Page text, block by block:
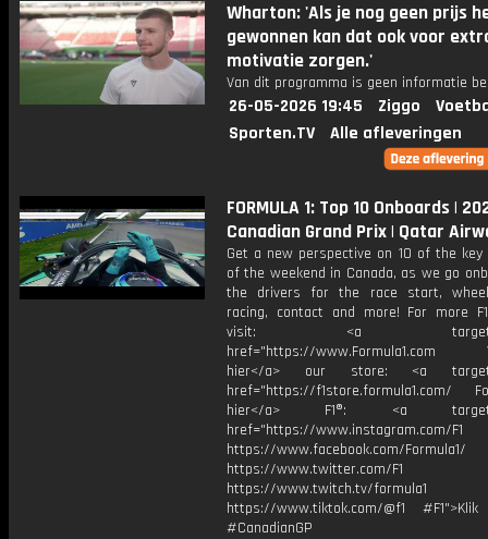
Wharton: 'Als je nog geen prijs
gewonnen kan dat ook voor
motivatie zorgen.'
Van dit programma is geen informatie
26-05-2026 19:45 Ziggo
Sporten.TV
Alle afleveringen
FORMULA 1: Top 10 Onboards |
Canadian Grand Prix | Qatar
Get a new perspective on 10 of the key
of the weekend in Canada, as we go
the drivers for the race start,
racing, contact and more! For more
visit: <a
href="https://www.Formula1.com
hier</a> our store: <a
href="https://f1store.formula1.com/
hier</a> F1®: <a
href="https://www.instagram.com/F1
https://www.facebook.com/Formula1/
https://www.twitter.com/F1
https://www.twitch.tv/formula1
https://www.tiktok.com/@f1
#CanadianGP